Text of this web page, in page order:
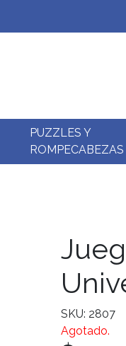
PUZZLES Y
ROMPECABEZAS
SKU: 2807
Agotado.